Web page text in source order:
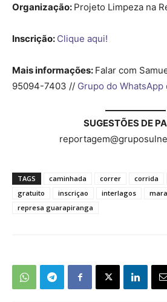
Organização: Projeto Limpeza na
Inscrição: Clique aqui!
Mais informações: Falar com
95094-7403 // Grupo do WhatsApp
SUGESTÕES DE
TAGS caminhada correr corrida
gratuito
inscriçao interlagos
represa guarapiranga